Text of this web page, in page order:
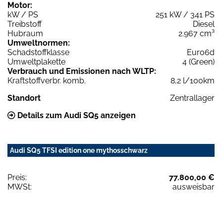
Motor:
kW / PS
251 kW / 341 PS
Treibstoff
Diesel
Hubraum
2.967 cm³
Umweltnormen:
Schadstoffklasse
Euro6d
Umweltplakette
4 (Green)
Verbrauch und Emissionen nach WLTP:
Kraftstoffverbr. komb.
8,2 l/100km
Standort
Zentrallager
Details zum Audi SQ5 anzeigen
Audi SQ5 TFSI edition one mythosschwarz
Preis:
77.800,00 €
MWSt:
ausweisbar